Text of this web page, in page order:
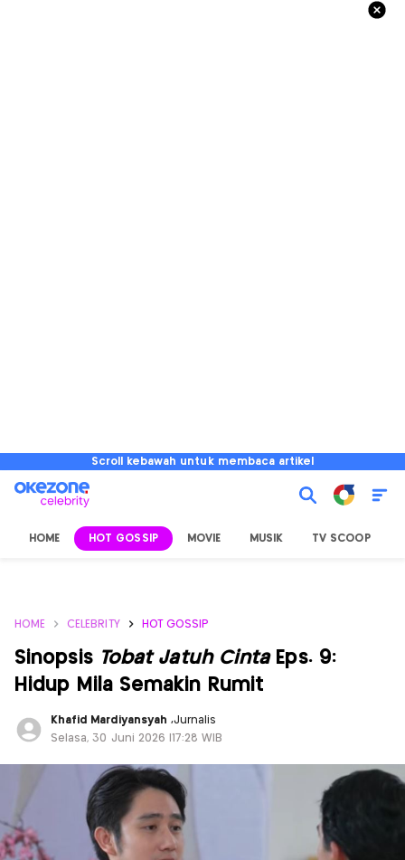
Scroll kebawah untuk membaca artikel
HOME HOT GOSSIP MOVIE MUSIK TV SCOOP
HOME CELEBRITY HOT GOSSIP
Sinopsis Tobat Jatuh CintaEps. 9:
Hidup Mila Semakin Rumit
Khafid Mardiyansyah ,Jurnalis
Selasa, 30 Juni 2026 |17:28 WIB